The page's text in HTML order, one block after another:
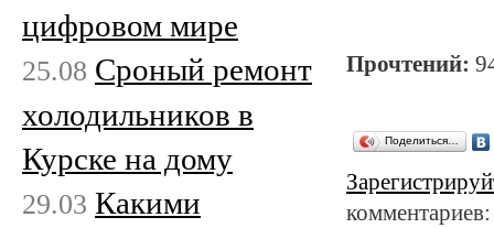
Прочтений:
Поделиться…
цифровом мире
25.08 Сроный ремонт
холодильников в
Курске на дому
29.03 Какими